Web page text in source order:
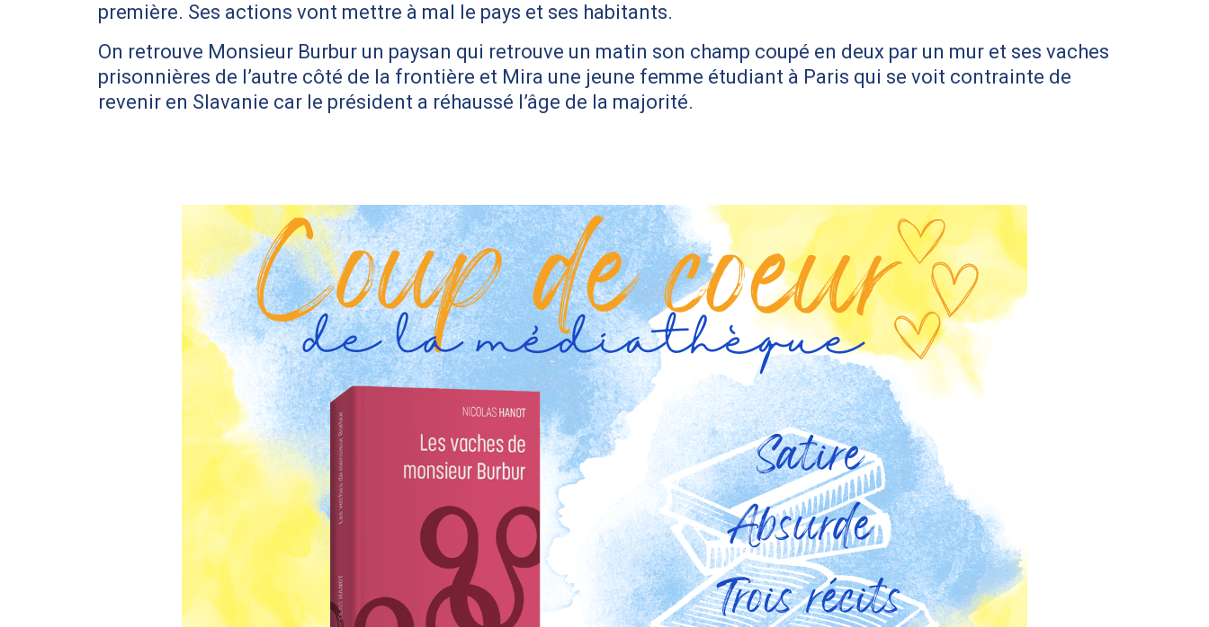
première. Ses actions vont mettre à mal le pays et ses habitants.
On retrouve Monsieur Burbur un paysan qui retrouve un matin son champ coupé en deux par un mur et ses vaches
prisonnières de l’autre côté de la frontière et Mira une jeune femme étudiant à Paris qui se voit contrainte de
revenir en Slavanie car le président a réhaussé l’âge de la majorité.